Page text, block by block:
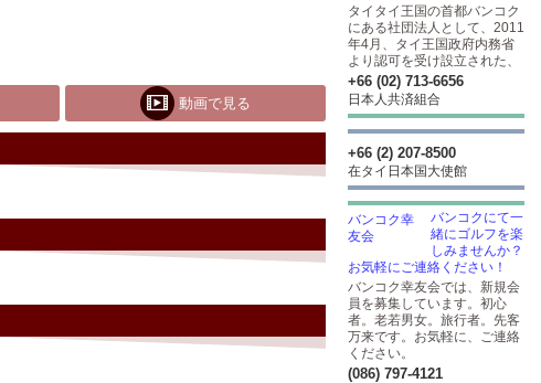
動画で見る
タイタイ王国の首都バンコク
にある社団法人として、2011
年4月、タイ王国政府内務省
より認可を受け設立された、
+66 (02) 713-6656
日本人共済組合
+66 (2) 207-8500
在タイ日本国大使館
バンコクにて一
緒にゴルフを楽
しみませんか？
お気軽にご連絡ください！
バンコク幸友会では、新規会
員を募集しています。初心
者。老若男女。旅行者。先客
万来です。お気軽に、ご連絡
ください。
(086) 797-4121